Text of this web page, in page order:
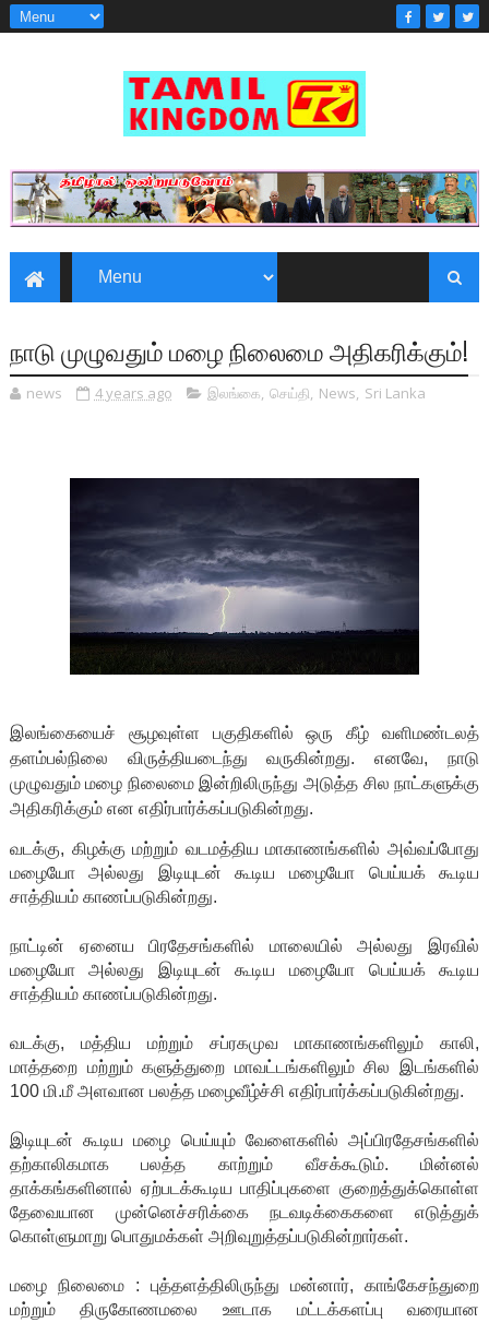
நாடு முழுவதும் மழை நிலைமை அதிகரிக்கும்!
news 4 years ago இலங்கை, செய்தி, News, Sri Lanka
இலங்கையைச் சூழவுள்ள பகுதிகளில் ஒரு கீழ் வளிமண்டலத்
தளம்பல்நிலை விருத்தியடைந்து வருகின்றது. எனவே, நாடு
முழுவதும் மழை நிலைமை இன்றிலிருந்து அடுத்த சில நாட்களுக்கு
அதிகரிக்கும் என எதிர்பார்க்கப்படுகின்றது.
வடக்கு, கிழக்கு மற்றும் வடமத்திய மாகாணங்களில் அவ்வப்போது
மழையோ அல்லது இடியுடன் கூடிய மழையோ பெய்யக் கூடிய
சாத்தியம் காணப்படுகின்றது.
நாட்டின் ஏனைய பிரதேசங்களில் மாலையில் அல்லது இரவில்
மழையோ அல்லது இடியுடன் கூடிய மழையோ பெய்யக் கூடிய
சாத்தியம் காணப்படுகின்றது.
வடக்கு, மத்திய மற்றும் சப்ரகமுவ மாகாணங்களிலும் காலி,
மாத்தறை மற்றும் களுத்துறை மாவட்டங்களிலும் சில இடங்களில்
100 மி.மீ அளவான பலத்த மழைவீழ்ச்சி எதிர்பார்க்கப்படுகின்றது.
இடியுடன் கூடிய மழை பெய்யும் வேளைகளில் அப்பிரதேசங்களில்
தற்காலிகமாக பலத்த காற்றும் வீசக்கூடும். மின்னல்
தாக்கங்களினால் ஏற்படக்கூடிய பாதிப்புகளை குறைத்துக்கொள்ள
தேவையான முன்னெச்சரிக்கை நடவடிக்கைகளை எடுத்துக்
கொள்ளுமாறு பொதுமக்கள் அறிவுறுத்தப்படுகின்றார்கள்.
மழை நிலைமை : புத்தளத்திலிருந்து மன்னார், காங்கேசந்துறை
மற்றும் திருகோணமலை ஊடாக மட்டக்களப்பு வரையான